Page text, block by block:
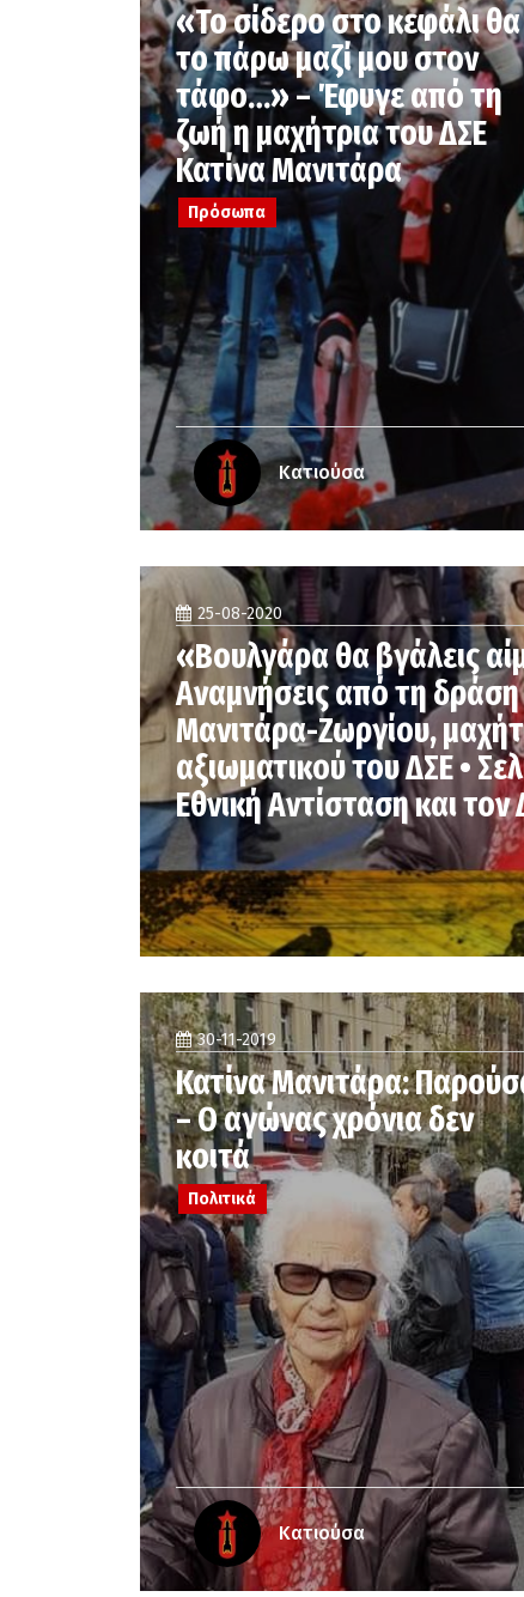
«Το σίδερο στο κεφάλι θα
το πάρω μαζί μου στον
τάφο…» – Έφυγε από τη
ζωή η μαχήτρια του ΔΣΕ
Κατίνα Μανιτάρα
Πρόσωπα
Κατιούσα
25-08-2020
«Βουλγάρα θα βγάλεις
Αναμνήσεις από τη δράση
Μανιτάρα-Ζωργίου,
αξιωματικού του ΔΣΕ •
Εθνική Αντίσταση και τον
30-11-2019
Κατίνα Μανιτάρα:
– Ο αγώνας χρόνια δεν
κοιτά
Πολιτικά
Κατιούσα